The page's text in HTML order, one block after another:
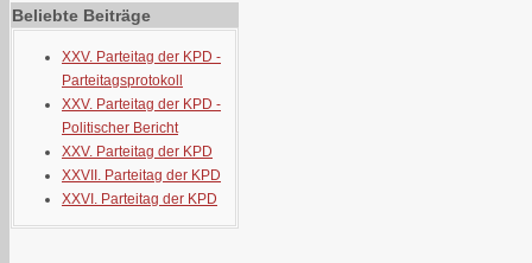
Beliebte Beiträge
XXV. Parteitag der KPD -
Parteitagsprotokoll
XXV. Parteitag der KPD -
Politischer Bericht
XXV. Parteitag der KPD
XXVII. Parteitag der KPD
XXVI. Parteitag der KPD